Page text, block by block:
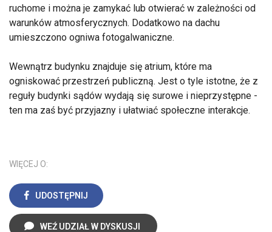
ruchome i można je zamykać lub otwierać w zależności od
warunków atmosferycznych. Dodatkowo na dachu
umieszczono ogniwa fotogalwaniczne.
Wewnątrz budynku znajduje się atrium, które ma
ogniskować przestrzeń publiczną. Jest o tyle istotne, że z
reguły budynki sądów wydają się surowe i nieprzystępne -
ten ma zaś być przyjazny i ułatwiać społeczne interakcje.
WIĘCEJ O:
UDOSTĘPNIJ
WEŹ UDZIAŁ W DYSKUSJI